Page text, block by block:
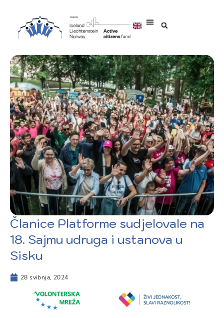
Članice Platforme sudjelovale na
18. Sajmu udruga i ustanova u
Sisku
28 svibnja, 2024